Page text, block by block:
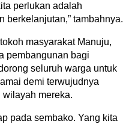
perlukan adalah
berkelanjutan,” tambahnya.
masyarakat Manuju,
pembangunan bagi
seluruh warga untuk
demi terwujudnya
mereka.
pada sembako. Yang kita